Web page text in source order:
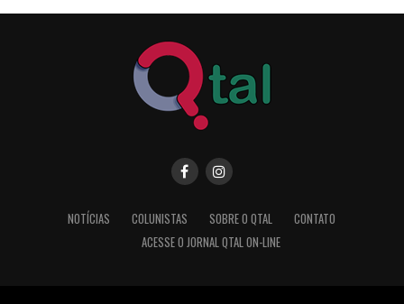
NOTÍCIAS COLUNISTAS SOBRE O QTAL
CONTATO
ACESSE O JORNAL QTAL ON-LINE